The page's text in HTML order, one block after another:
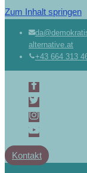
Zum Inhalt springen
alternative.at
+43 664 313
Kontakt